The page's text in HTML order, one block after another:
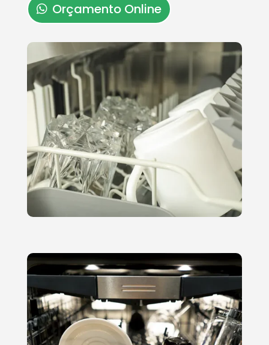
Orçamento Online